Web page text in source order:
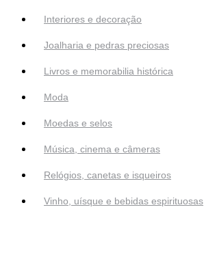
Interiores e decoração
Joalharia e pedras preciosas
Livros e memorabilia histórica
Moda
Moedas e selos
Música, cinema e câmeras
Relógios, canetas e isqueiros
Vinho, uísque e bebidas espirituosas